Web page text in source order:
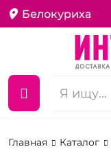
Белокуриха
Главная Каталог